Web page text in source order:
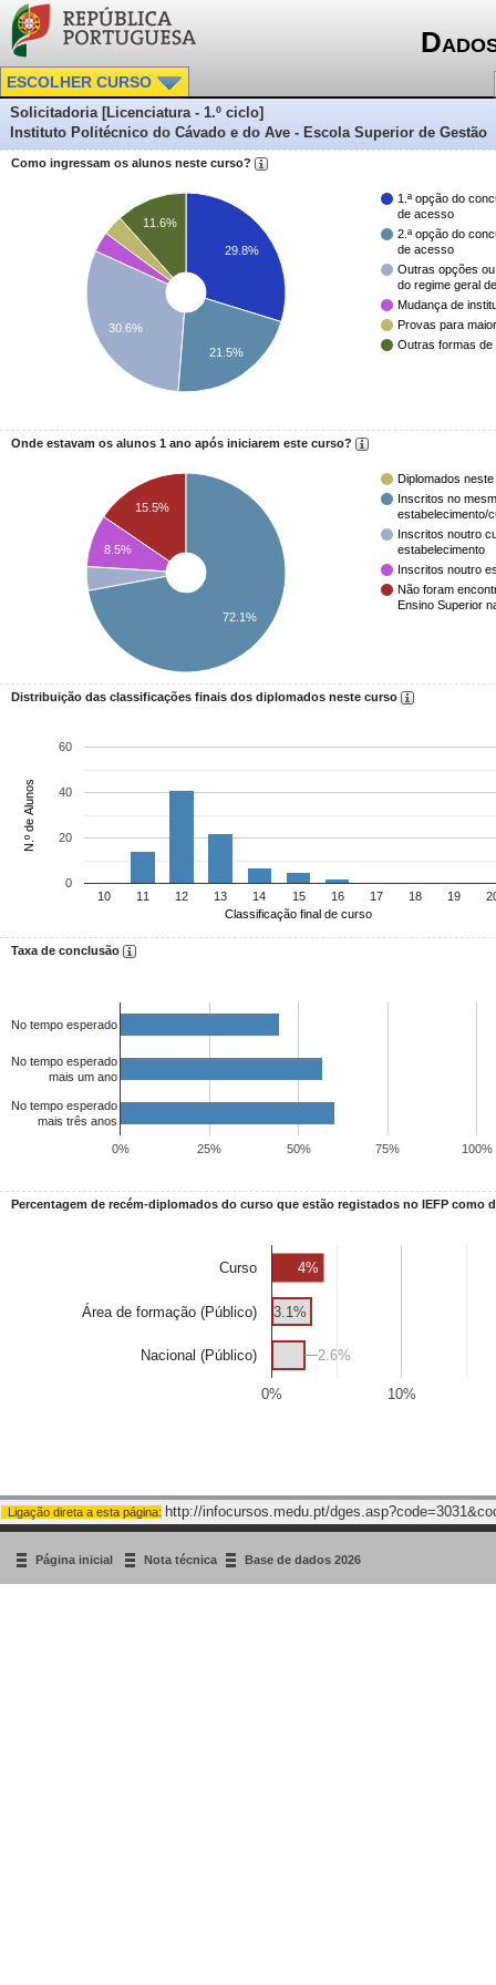
ESCOLHER CURSO
Solicitadoria [Licenciatura - 1.º ciclo]
Instituto Politécnico do Cávado e do Ave - Escola Superior de Gestão
Como ingressam os alunos neste curso?
1.ª opção do
de acesso
2.ª opção do
de acesso
Outras opções
do regime geral
Mudança de
Provas para
Outras formas de
29.8%
11.6%
30.6%
21.5%
Onde estavam os alunos 1 ano após iniciarem este curso?
Diplomados
Inscritos no
estabelecimento/
Inscritos noutro
estabelecimento
Inscritos noutro
Não foram
Ensino Superior
15.5%
8.5%
72.1%
Distribuição das classificações finais dos diplomados neste curso
10 11 12 13 14 15 16 17 18 19
0
20
40
60
Classificação final de curso
N.º de Alunos
Taxa de conclusão
0% 25% 50% 75% 100%
No tempo esperado
No tempo esperado
mais um ano
No tempo esperado
mais três anos
Percentagem de recém-diplomados do curso que estão registados no IEFP como
0% 10%
Curso
Área de formação (Público)
Nacional (Público)
4%
3.1%
2.6%
2.6%
Ligação direta a esta página: http://infocursos.medu.pt/
Página inicial Nota técnica Base de dados 2026